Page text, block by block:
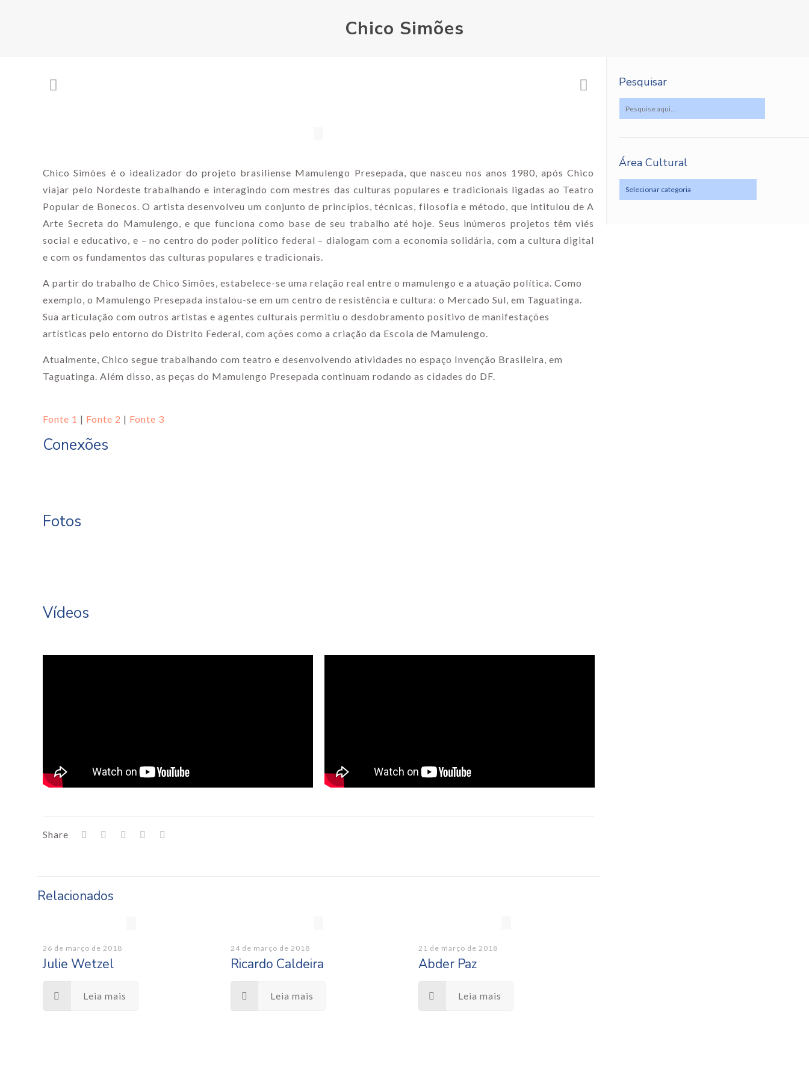
Chico Simões
Chico Simões é o idealizador do projeto brasiliense Mamulengo Presepada, que nasceu nos anos 1980, após Chico
viajar pelo Nordeste trabalhando e interagindo com mestres das culturas populares e tradicionais ligadas ao Teatro
Popular de Bonecos. O artista desenvolveu um conjunto de princípios, técnicas, filosofia e método, que intitulou de A
Arte Secreta do Mamulengo, e que funciona como base de seu trabalho até hoje. Seus inúmeros projetos têm viés
social e educativo, e – no centro do poder político federal – dialogam com a economia solidária, com a cultura digital
e com os fundamentos das culturas populares e tradicionais.
A partir do trabalho de Chico Simões, estabelece-se uma relação real entre o mamulengo e a atuação política. Como
exemplo, o Mamulengo Presepada instalou-se em um centro de resistência e cultura: o Mercado Sul, em Taguatinga.
Sua articulação com outros artistas e agentes culturais permitiu o desdobramento positivo de manifestações
artísticas pelo entorno do Distrito Federal, com ações como a criação da Escola de Mamulengo.
Atualmente, Chico segue trabalhando com teatro e desenvolvendo atividades no espaço Invenção Brasileira, em
Taguatinga. Além disso, as peças do Mamulengo Presepada continuam rodando as cidades do DF.
Fonte 1 | Fonte 2 | Fonte 3
Conexões
Fotos
Vídeos
Share
Relacionados
26 de março de 2018
Julie Wetzel
Leia mais
24 de março de 2018
Ricardo Caldeira
Leia mais
21 de março de 2018
Abder Paz
Leia mais
Pesquisar
Área Cultural